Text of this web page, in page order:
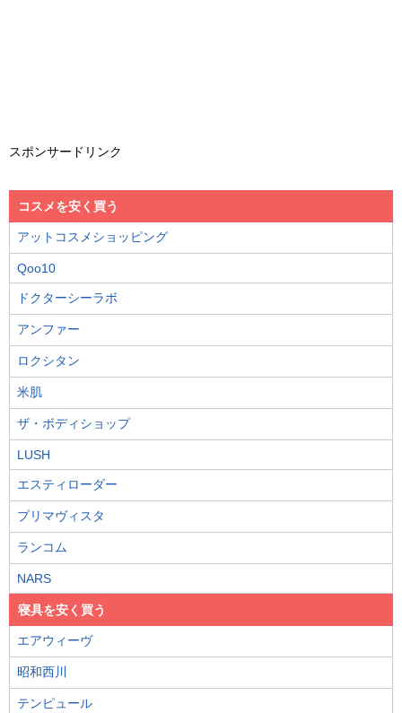
スポンサードリンク
コスメを安く買う
アットコスメショッピング
Qoo10
ドクターシーラボ
アンファー
ロクシタン
米肌
ザ・ボディショップ
LUSH
エスティローダー
プリマヴィスタ
ランコム
NARS
寝具を安く買う
エアウィーヴ
昭和西川
テンピュール